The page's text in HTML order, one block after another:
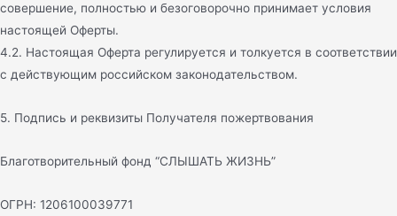
совершение, полностью и безоговорочно принимает условия
настоящей Оферты.
4.2. Настоящая Оферта регулируется и толкуется в соответствии
с действующим российском законодательством.
5. Подпись и реквизиты Получателя пожертвования
Благотворительный фонд “СЛЫШАТЬ ЖИЗНЬ”
ОГРН: 1206100039771